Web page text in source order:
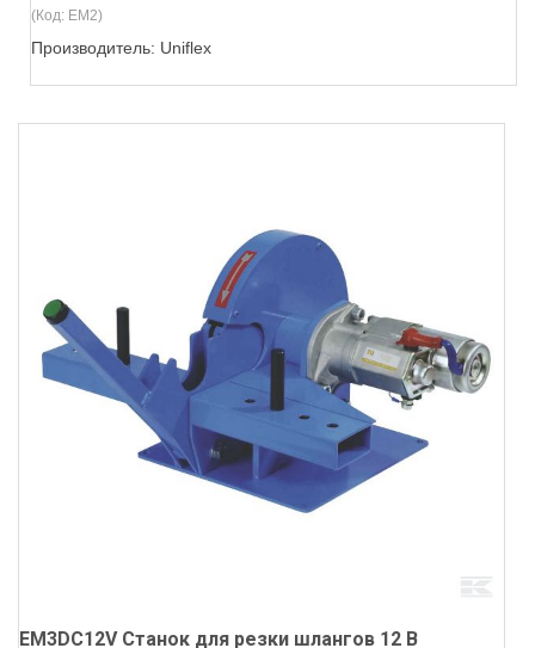
(Код: EM2)
Производитель: Uniflex
EM3DC12V Станок для резки шлангов 12 В